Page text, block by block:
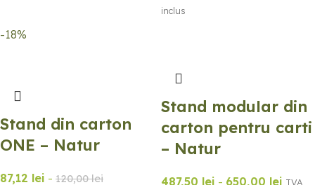
inclus
-18%
Stand din carton
ONE – Natur
87,12 lei - 120,00lei
Stand modular din
carton pentru carti
– Natur
487,50 lei - 650,00 lei TVA